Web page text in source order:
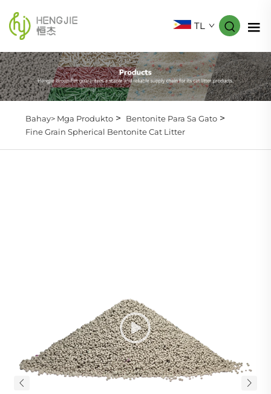
TL
Bahay> Mga Produkto> Bentonite Para Sa Gato>
Fine Grain Spherical Bentonite Cat Litter